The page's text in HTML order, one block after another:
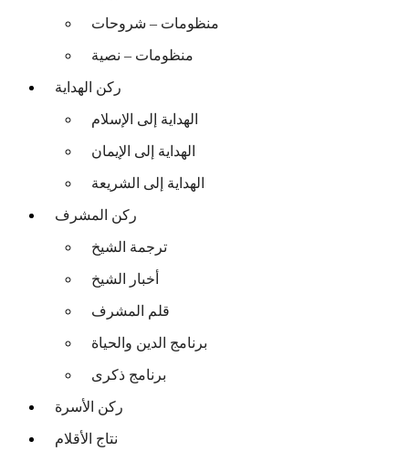
منظومات – شروحات
منظومات – نصية
ركن الهداية
الهداية إلى الإسلام
الهداية إلى الإيمان
الهداية إلى الشريعة
ركن المشرف
ترجمة الشيخ
أخبار الشيخ
قلم المشرف
برنامج الدين والحياة
برنامج ذكرى
ركن الأسرة
نتاج الأقلام